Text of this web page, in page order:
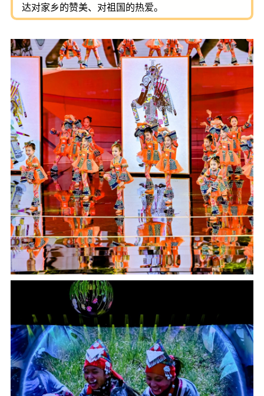
达对家乡的赞美、对祖国的热爱。